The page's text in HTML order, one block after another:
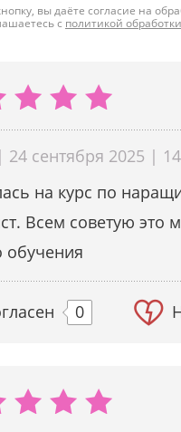
вы даёте согласие на
с политикой
24 сентября 2025 |
на курс по
Всем советую это
обучения
0